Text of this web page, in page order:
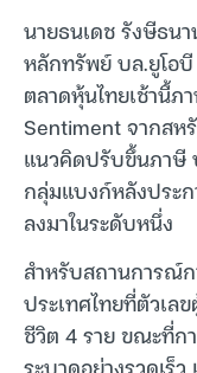
นายธนเดช รังษีธน
หลักทรัพย์ บล.ยูโอบี
ตลาดหุ้นไทยเช้านี้
Sentiment จากสห
แนวคิดปรับขึ้นภาษี
กลุ่มแบงก์หลังประ
ลงมาในระดับหนึ่ง
สำหรับสถานการณ์
ประเทศไทยที่ตัวเล
ชีวิต 4 ราย ขณะที่ก